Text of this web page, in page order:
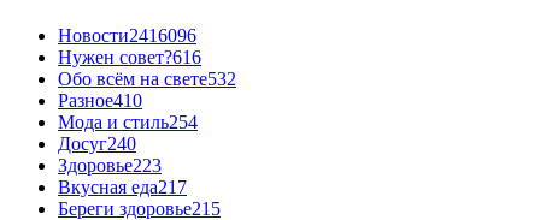
Новости2416096
Нужен совет?616
Обо всём на свете532
Разное410
Мода и стиль254
Досуг240
Здоровье223
Вкусная еда217
Береги здоровье215